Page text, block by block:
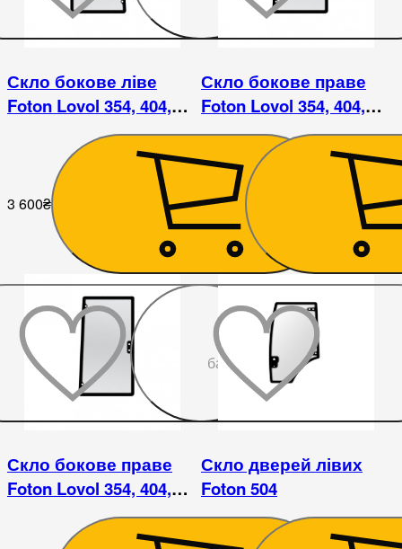
Скло бокове ліве
Foton Lovol 354, 404,
454, 504 / ДТЗ 504
3 600₴
Скло бокове праве
Foton Lovol 354, 404,
454, 504 / ДТЗ 504
3 780₴
бажаного
Скло бокове праве
Foton Lovol 354, 404,
454, 504 / ДТЗ 504
Скло дверей лівих
Foton 504